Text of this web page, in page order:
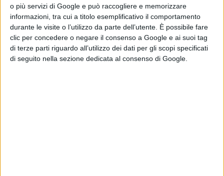
o più servizi di Google e può raccogliere e memorizzare
informazioni, tra cui a titolo esemplificativo il comportamento
durante le visite o l’utilizzo da parte dell’utente. È possibile fare
clic per concedere o negare il consenso a Google e ai suoi tag
di terze parti riguardo all’utilizzo dei dati per gli scopi specificati
di seguito nella sezione dedicata al consenso di Google.
PubblicatoAgosto 29, 2022in
News cinema e film